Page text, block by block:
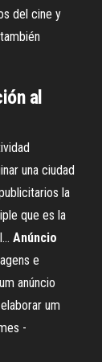
del cine y
al
una ciudad
la
que es la
Anúncio
e
anúncio
um
-